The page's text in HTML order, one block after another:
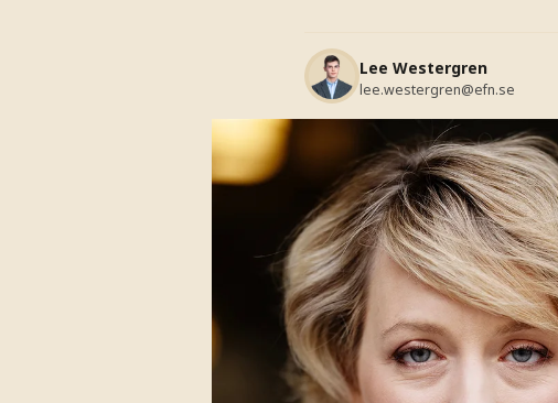
Lee Westergren
lee.westergren@efn.se